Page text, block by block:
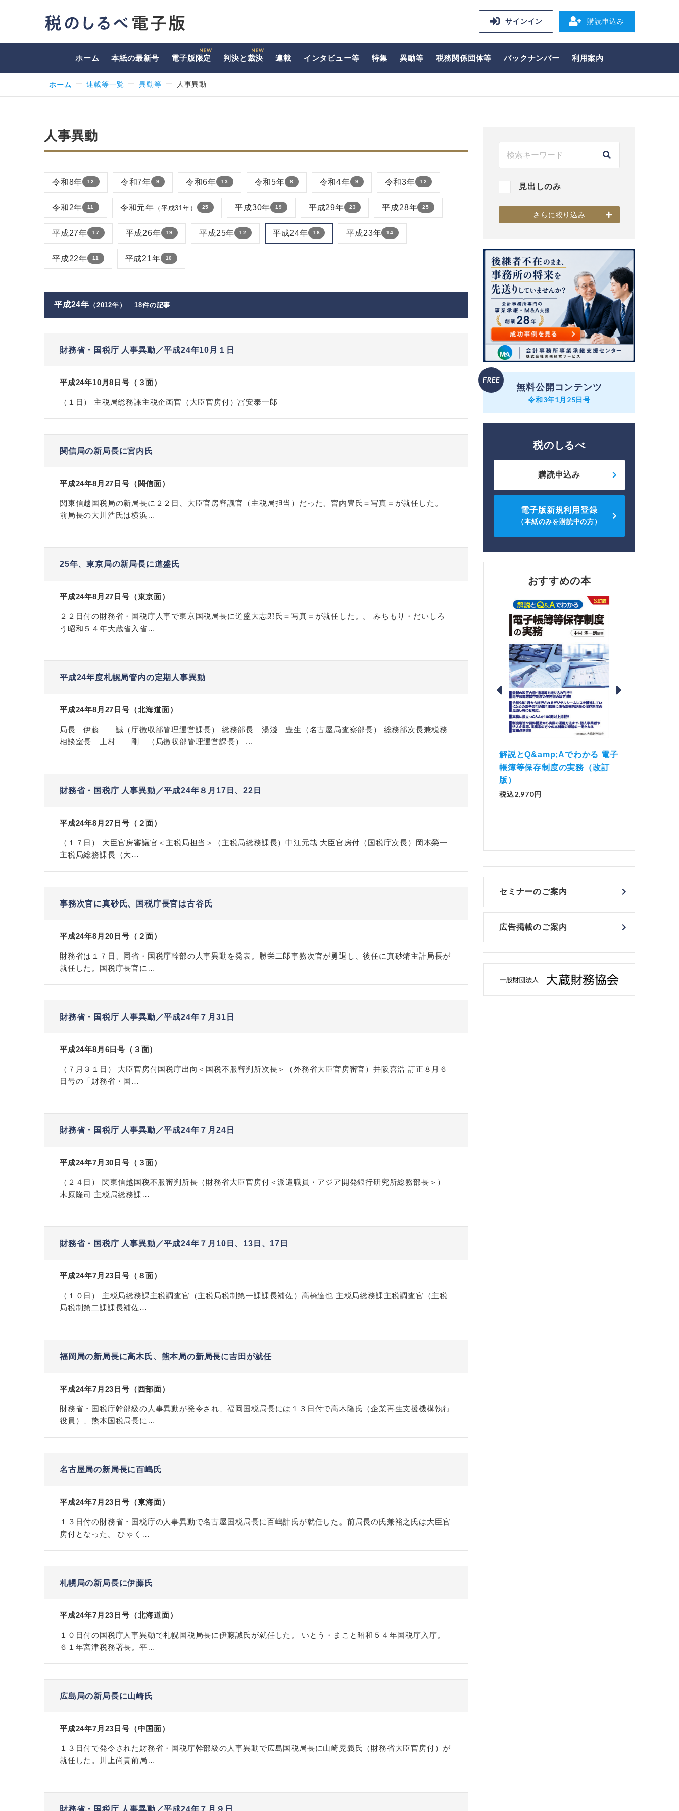
サインイン 購読申込み
ホーム 本紙の最新号 電子版限定 判決と裁決 連載 インタビュー等 特集 異動等 税務関係団体等 バックナンバー 利用案内
ホーム 連載等一覧 異動等 人事異動
人事異動
令和8年 12 令和7年 9 令和6年 13 令和5年 8 令和4年 9 令和3年 12
令和2年 11 令和元年 （平成31年） 25 平成30年 19 平成29年 23 平成28年 25
平成27年 17 平成26年 19 平成25年 12 平成24年 18 平成23年 14
平成22年 11 平成21年 10
平成24年 （2012年） 18件の記事
財務省・国税庁 人事異動／平成24年10月１日
平成24年10月8日号（３面）
（１日） 主税局総務課主税企画官（大臣官房付）冨安泰一郎
関信局の新局長に宮内氏
平成24年8月27日号（関信面）
関東信越国税局の新局長に２２日、大臣官房審議官（主税局担当）だった、宮内豊氏＝写真＝が就任した。
前局長の大川浩氏は横浜…
25年、東京局の新局長に道盛氏
平成24年8月27日号（東京面）
２２日付の財務省・国税庁人事で東京国税局長に道盛大志郎氏＝写真＝が就任した。。 みちもり・だいしろ
う昭和５４年大蔵省入省…
平成24年度札幌局管内の定期人事異動
平成24年8月27日号（北海道面）
局長 伊藤 誠（庁徴収部管理運営課長） 総務部長 湯淺 豊生（名古屋局査察部長） 総務部次長兼税務
相談室長 上村 剛 （局徴収部管理運営課長） ...
財務省・国税庁 人事異動／平成24年８月17日、22日
平成24年8月27日号（２面）
（１７日） 大臣官房審議官＜主税局担当＞（主税局総務課長）中江元哉 大臣官房付（国税庁次長）岡本榮一
主税局総務課長（大…
事務次官に真砂氏、国税庁長官は古谷氏
平成24年8月20日号（２面）
財務省は１７日、同省・国税庁幹部の人事異動を発表。勝栄二郎事務次官が勇退し、後任に真砂靖主計局長が
就任した。国税庁長官に…
財務省・国税庁 人事異動／平成24年７月31日
平成24年8月6日号（３面）
（７月３１日） 大臣官房付国税庁出向＜国税不服審判所次長＞（外務省大臣官房審官）井阪喜浩 訂正８月６
日号の「財務省・国…
財務省・国税庁 人事異動／平成24年７月24日
平成24年7月30日号（３面）
（２４日） 関東信越国税不服審判所長（財務省大臣官房付＜派遣職員・アジア開発銀行研究所総務部長＞）
木原隆司 主税局総務課…
財務省・国税庁 人事異動／平成24年７月10日、13日、17日
平成24年7月23日号（８面）
（１０日） 主税局総務課主税調査官（主税局税制第一課課長補佐）高橋達也 主税局総務課主税調査官（主税
局税制第二課課長補佐…
福岡局の新局長に高木氏、熊本局の新局長に吉田が就任
平成24年7月23日号（西部面）
財務省・国税庁幹部級の人事異動が発令され、福岡国税局長には１３日付で高木隆氏（企業再生支援機構執行
役員）、熊本国税局長に…
名古屋局の新局長に百嶋氏
平成24年7月23日号（東海面）
１３日付の財務省・国税庁の人事異動で名古屋国税局長に百嶋計氏が就任した。前局長の氏兼裕之氏は大臣官
房付となった。 ひゃく…
札幌局の新局長に伊藤氏
平成24年7月23日号（北海道面）
１０日付の国税庁人事異動で札幌国税局長に伊藤誠氏が就任した。 いとう・まこと昭和５４年国税庁入庁。
６１年宮津税務署長。平…
広島局の新局長に山崎氏
平成24年7月23日号（中国面）
１３日付で発令された財務省・国税庁幹部級の人事異動で広島国税局長に山崎晃義氏（財務省大臣官房付）が
就任した。川上尚貴前局…
財務省・国税庁 人事異動／平成24年７月９日
見出しのみ
さらに絞り込み
無料公開コンテンツ
令和3年1月25日号
税のしるべ
購読申込み
電子版新規利用登録
（本紙のみを購読中の方）
おすすめの本
解説とQ&amp;Aでわかる 電子
帳簿等保存制度の実務（改訂
版）
税込2,970円
セミナーのご案内
広告掲載のご案内